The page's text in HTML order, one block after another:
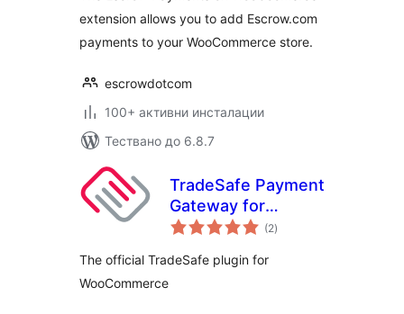
extension allows you to add Escrow.com
payments to your WooCommerce store.
escrowdotcom
100+ активни инсталации
Тествано до 6.8.7
TradeSafe Payment
Gateway for
WooCommerce
(2общо
оценки
)
The official TradeSafe plugin for
WooCommerce